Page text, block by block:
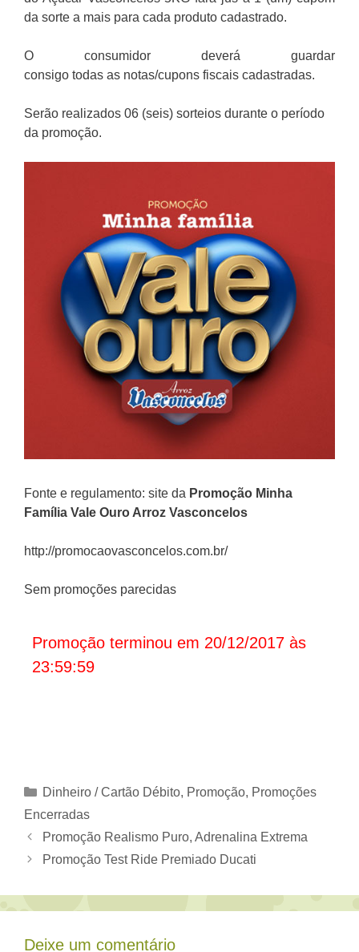
da sorte a mais para cada produto cadastrado.
O consumidor deverá guardar
consigo todas as notas/cupons fiscais cadastradas.
Serão realizados 06 (seis) sorteios durante o período
da promoção.
Fonte e regulamento: site da Promoção Minha
Família Vale Ouro Arroz Vasconcelos
http://promocaovasconcelos.com.br/
Sem promoções parecidas
Promoção terminou em 20/12/2017 às
23:59:59
Categorias
Dinheiro / Cartão Débito, Promoção, Promoções
Encerradas
Promoção Realismo Puro, Adrenalina Extrema
Promoção Test Ride Premiado Ducati
Deixe um comentário